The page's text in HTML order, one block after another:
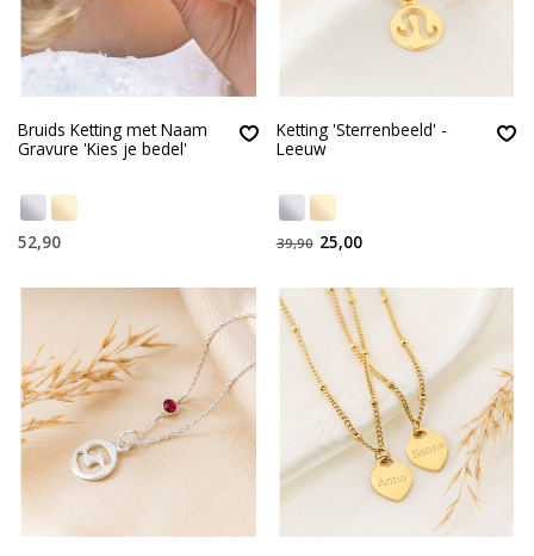
Bruids Ketting met Naam
Gravure 'Kies je bedel'
52,90
Ketting 'Sterrenbeeld' -
Leeuw
39,90 25,00